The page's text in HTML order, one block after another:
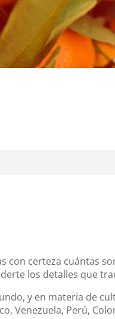
con certeza cuántas
los detalles que
y en materia de
Venezuela, Perú,